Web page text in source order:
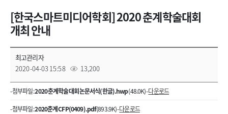
[한국스마트미디어학회] 2020 춘계학술대회
개최 안내
최고관리자
2020-04-03 15:58
13,200
- 첨부파일 :2020 춘계학술대회 논문서식(한글).hwp(48.0K) -다운로드
- 첨부파일 :2020춘계 CFP(0409).pdf(893.9K) -다운로드